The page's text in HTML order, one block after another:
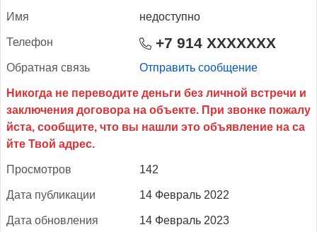
Имя недоступно
Те­лефон +7 914 XXXXXXX
Об­ратная связь Отправить сообщение
Прос­мотров 142
Да­та пуб­ли­кации 14 Февраль 2022
Да­та об­новле­ния 14 Февраль 2023